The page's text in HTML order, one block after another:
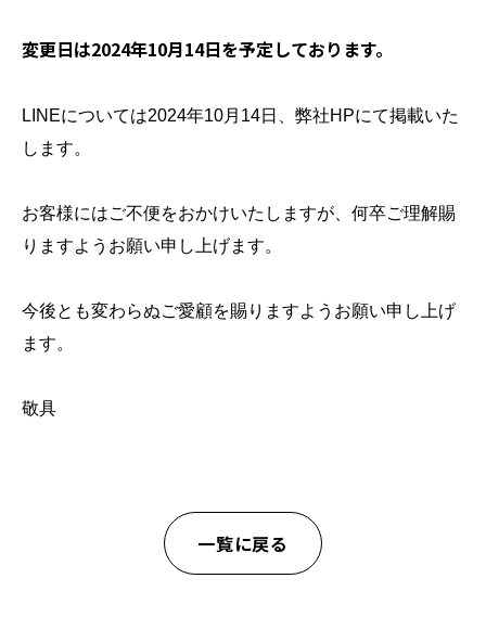
変更日は2024年10月14日を予定しております。
LINEについては2024年10月14日、弊社HPにて掲載いた
します。
お客様にはご不便をおかけいたしますが、何卒ご理解賜
りますようお願い申し上げます。
今後とも変わらぬご愛顧を賜りますようお願い申し上げ
ます。
敬具
一覧に戻る